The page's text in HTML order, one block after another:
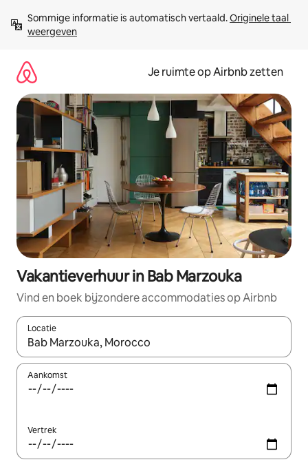
direct
naar
Sommige informatie is automatisch vertaald. Originele taal
weergeven
Je ruimte op Airbnb zetten
Vakantieverhuur in Bab Marzouka
Vind en boek bijzondere accommodaties op Airbnb
Locatie
Wanneer er suggesties beschikbaar zijn, maak je een keuze
Aankomst
Vertrek